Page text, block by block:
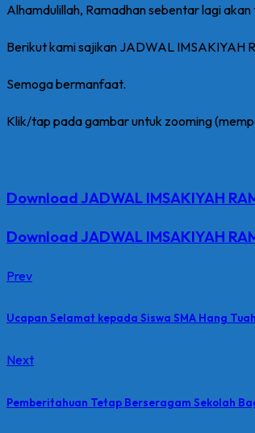
Alhamdulillah, Ramadhan sebentar lagi
Berikut kami sajikan JADWAL IMSAKIYAH
Semoga bermanfaat.
Klik/tap pada gambar untuk zooming
Download JADWAL IMSAKIYAH
Download JADWAL IMSAKIYAH
Prev
Ucapan Selamat kepada Siswa SMA Hang
Next
Pemberitahuan Tetap Berseragam Sekolah